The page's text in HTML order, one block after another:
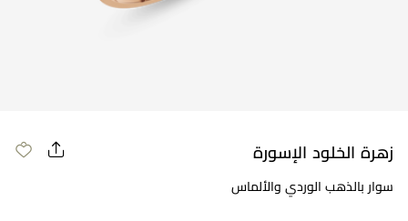
زهرة الخلود الإسورة
سوار بالذهب الوردي والألماس